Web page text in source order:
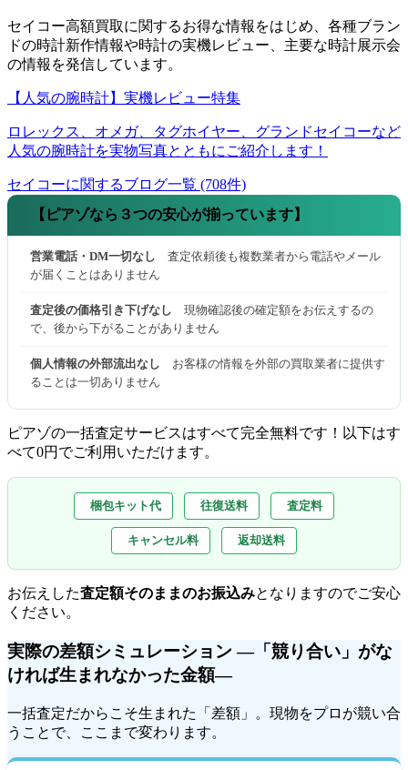
セイコー高額買取に関するお得な情報をはじめ、各種ブラン
ドの時計新作情報や時計の実機レビュー、主要な時計展示会
の情報を発信しています。
【人気の腕時計】実機レビュー特集
ロレックス、オメガ、タグホイヤー、グランドセイコーなど
人気の腕時計を実物写真とともにご紹介します！
セイコーに関するブログ一覧 (708件)
【ピアゾなら３つの安心が揃っています】
営業電話・DM一切なし 査定依頼後も複数業者から電話やメール
が届くことはありません
査定後の価格引き下げなし 現物確認後の確定額をお伝えするの
で、後から下がることがありません
個人情報の外部流出なし お客様の情報を外部の買取業者に提供す
ることは一切ありません
ピアゾの一括査定サービスはすべて完全無料です！以下はす
べて0円でご利用いただけます。
梱包キット代 往復送料 査定料
キャンセル料 返却送料
お伝えした査定額そのままのお振込みとなりますのでご安心
ください。
実際の差額シミュレーション ―「競り合い」がな
ければ生まれなかった金額―
一括査定だからこそ生まれた「差額」。現物をプロが競い合
うことで、ここまで変わります。